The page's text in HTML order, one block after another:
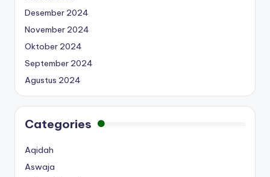
Desember 2024
November 2024
Oktober 2024
September 2024
Agustus 2024
Categories
Aqidah
Aswaja